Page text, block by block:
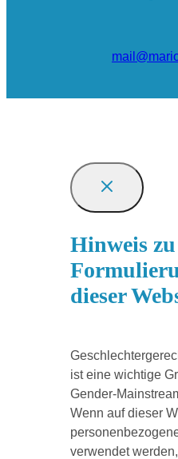
Hinweis
dieser
ist eine wichtige
Gender-
Wenn auf dieser
verwendet